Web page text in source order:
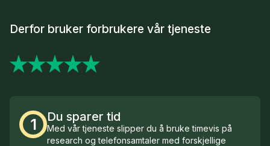
Derfor bruker forbrukere vår tjeneste
1 Du sparer tid
Med vår tjeneste slipper du å bruke timevis på
research og telefonsamtaler med forskjellige